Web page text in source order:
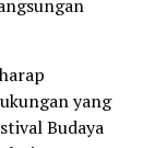
yang
Budaya